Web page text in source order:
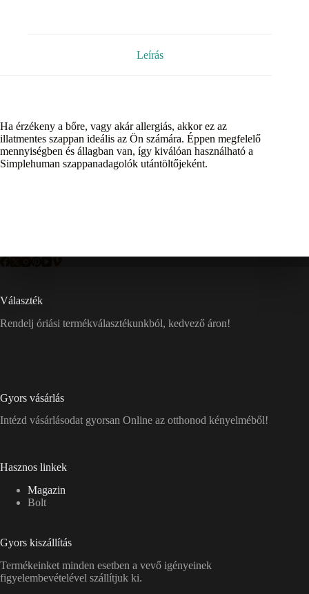
Leírás
Ha érzékeny a bőre, vagy akár allergiás, akkor ez az
illatmentes szappan ideális az Ön számára. Éppen megfelelő
mennyiségben és állagban van, így kiválóan használható a
Simplehuman szappanadagolók utántöltőjeként.
Választék
Rendelj óriási termékválasztékunkból, kedvező áron!
Gyors vásárlás
Intézd vásárlásodat gyorsan Online az otthonod kényelméből!
Hasznos linkek
Magazin
Bolt
Gyors kiszállítás
Termékeinket minden esetben a vevő igényeinek
figyelembevételével szállítjuk ki.